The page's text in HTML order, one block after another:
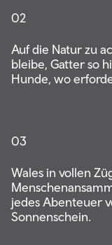
02
Auf die Natur zu
bleibe, Gatter so
Hunde, wo
03
Wales in vollen
jedes Abenteuer
Sonnenschein.